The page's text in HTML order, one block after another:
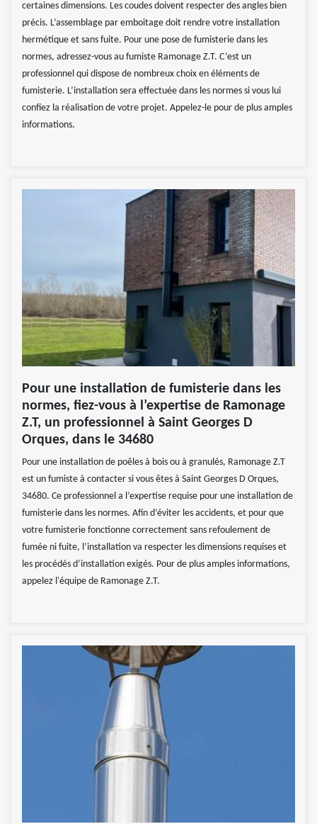
certaines dimensions. Les coudes doivent respecter des angles bien
précis. L’assemblage par emboitage doit rendre votre installation
hermétique et sans fuite. Pour une pose de fumisterie dans les
normes, adressez-vous au fumiste Ramonage Z.T. C’est un
professionnel qui dispose de nombreux choix en éléments de
fumisterie. L’installation sera effectuée dans les normes si vous lui
confiez la réalisation de votre projet. Appelez-le pour de plus amples
informations.
Pour une installation de fumisterie dans les
normes, fiez-vous à l’expertise de Ramonage
Z.T, un professionnel à Saint Georges D
Orques, dans le 34680
Pour une installation de poêles à bois ou à granulés, Ramonage Z.T
est un fumiste à contacter si vous êtes à Saint Georges D Orques,
34680. Ce professionnel a l’expertise requise pour une installation de
fumisterie dans les normes. Afin d’éviter les accidents, et pour que
votre fumisterie fonctionne correctement sans refoulement de
fumée ni fuite, l’installation va respecter les dimensions requises et
les procédés d’installation exigés. Pour de plus amples informations,
appelez l'équipe de Ramonage Z.T.